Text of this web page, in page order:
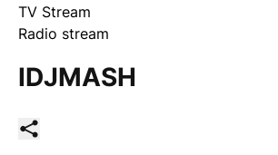
TV Stream
Radio stream
IDJMASH
Podeli ovaj članak